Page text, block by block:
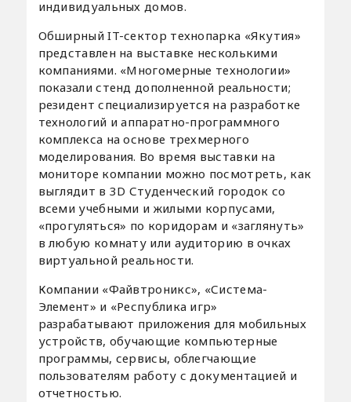
индивидуальных домов.
Обширный IT-сектор технопарка «Якутия»
представлен на выставке несколькими
компаниями. «Многомерные технологии»
показали стенд дополненной реальности;
резидент специализируется на разработке
технологий и аппаратно-программного
комплекса на основе трехмерного
моделирования. Во время выставки на
мониторе компании можно посмотреть, как
выглядит в 3D Студенческий городок со
всеми учебными и жилыми корпусами,
«прогуляться» по коридорам и «заглянуть»
в любую комнату или аудиторию в очках
виртуальной реальности.
Компании «Файвтроникс», «Система-
Элемент» и «Республика игр»
разрабатывают приложения для мобильных
устройств, обучающие компьютерные
программы, сервисы, облегчающие
пользователям работу с документацией и
отчетностью.